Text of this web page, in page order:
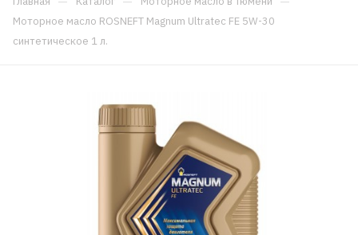
Моторное масло ROSNEFT Magnum Ultratec FE 5W-30
синтетическое 1 л.